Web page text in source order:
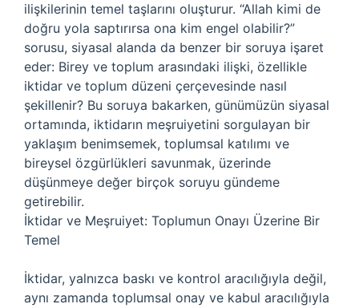
ilişkilerinin temel taşlarını oluşturur. “Allah kimi de
doğru yola saptırırsa ona kim engel olabilir?”
sorusu, siyasal alanda da benzer bir soruya işaret
eder: Birey ve toplum arasındaki ilişki, özellikle
iktidar ve toplum düzeni çerçevesinde nasıl
şekillenir? Bu soruya bakarken, günümüzün siyasal
ortamında, iktidarın meşruiyetini sorgulayan bir
yaklaşım benimsemek, toplumsal katılımı ve
bireysel özgürlükleri savunmak, üzerinde
düşünmeye değer birçok soruyu gündeme
getirebilir.
İktidar ve Meşruiyet: Toplumun Onayı Üzerine Bir
Temel
İktidar, yalnızca baskı ve kontrol aracılığıyla değil,
aynı zamanda toplumsal onay ve kabul aracılığıyla